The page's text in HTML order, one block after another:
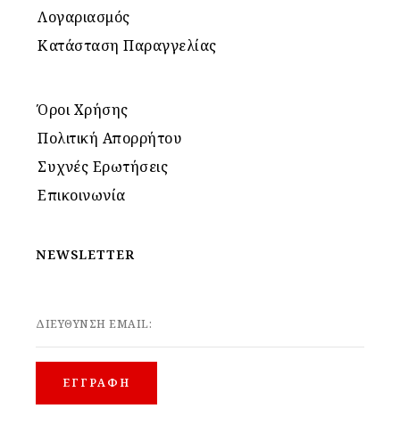
Λογαριασμός
Κατάσταση Παραγγελίας
Όροι Χρήσης
Πολιτική Απορρήτου
Συχνές Ερωτήσεις
Επικοινωνία
NEWSLETTER
ΔΙΕΥΘΥΝΣΗ EMAIL: